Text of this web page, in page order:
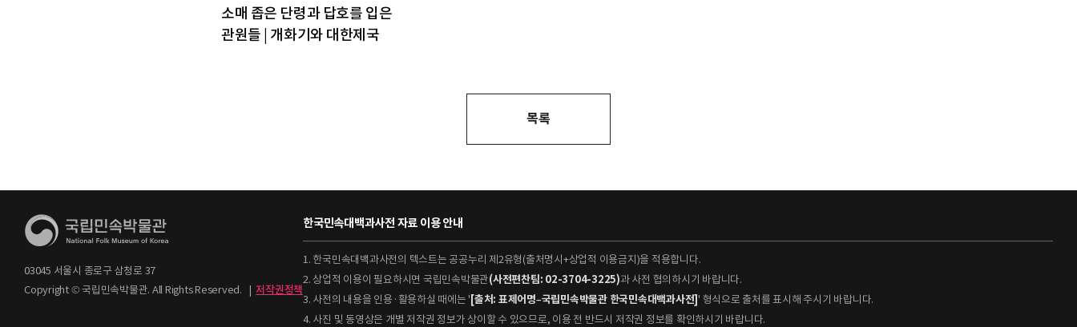
소매 좁은 단령과 답호를 입은
관원들 | 개화기와 대한제국
목록
03045 서울시 종로구 삼청로 37
Copyright © 국립민속박물관. All Rights Reserved.
| 저작권정책
한국민속대백과사전 자료 이용 안내
1. 한국민속대백과사전의 텍스트는 공공누리 제2유형(출처명시+상업적 이용금지)을 적용합니다.
2. 상업적 이용이 필요하시면 국립민속박물관(사전편찬팀: 02-3704-3225)과 사전 협의하시기 바랍니다.
3. 사전의 내용을 인용·활용하실 때에는 ' [출처: 표제어명–국립민속박물관 한국민속대백과사전] ' 형식으로 출처를 표시해 주시기 바랍니다.
4. 사진 및 동영상은 개별 저작권 정보가 상이할 수 있으므로, 이용 전 반드시 저작권 정보를 확인하시기 바랍니다.